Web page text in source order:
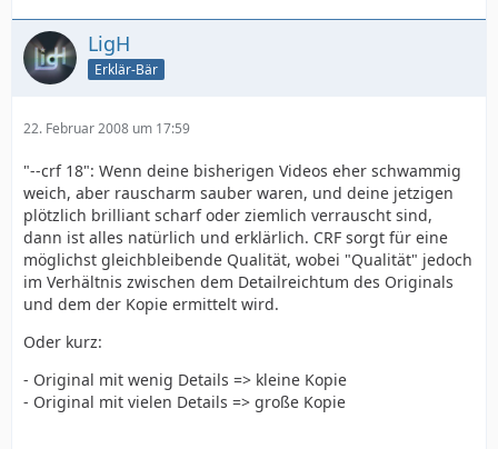
LigH
Erklär-Bär
22. Februar 2008 um 17:59
"--crf 18": Wenn deine bisherigen Videos eher schwammig
weich, aber rauscharm sauber waren, und deine jetzigen
plötzlich brilliant scharf oder ziemlich verrauscht sind,
dann ist alles natürlich und erklärlich. CRF sorgt für eine
möglichst gleichbleibende Qualität, wobei "Qualität" jedoch
im Verhältnis zwischen dem Detailreichtum des Originals
und dem der Kopie ermittelt wird.
Oder kurz:
- Original mit wenig Details => kleine Kopie
- Original mit vielen Details => große Kopie